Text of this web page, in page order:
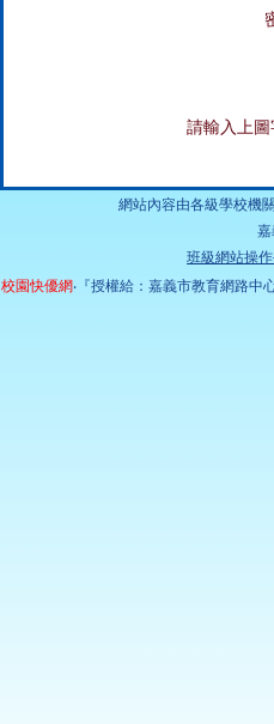
請輸入上圖
網站內容由各級學校機
班級網站操
校園快優網‧『授權給：嘉義市教育網路中心